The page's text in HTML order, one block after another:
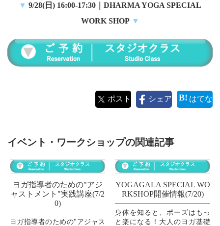
▼ 9/28(日) 16:00-17:30
DHARMA YOGA SPECIAL
WORK SHOP▼
ポスト シェア はてな
イベント・ワークショップの関連記事
ヨガ指導者のための"アジ
ャストメント"実践講座(7/2
0)
ヨガ指導者のための"アジャス
YOGAGALA SPECIAL WO
RKSHOP開催情報(7/20)
身体を知ると、ポーズはもっ
と楽になる！大人のヨガ基礎